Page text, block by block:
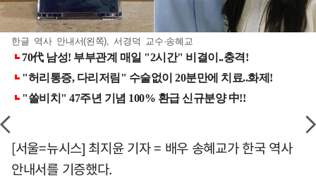
한글 역사 안내서(왼쪽), 서경덕 교수·송혜교
[서울=뉴시스] 최지윤 기자 = 배우 송혜교가 한국 역사
안내서를 기증했다.